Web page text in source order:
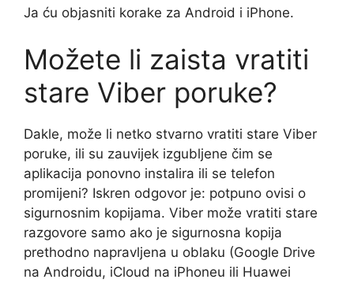
Ja ću objasniti korake za Android i iPhone.
Možete li zaista vratiti
stare Viber poruke?
Dakle, može li netko stvarno vratiti stare Viber
poruke, ili su zauvijek izgubljene čim se
aplikacija ponovno instalira ili se telefon
promijeni? Iskren odgovor je: potpuno ovisi o
sigurnosnim kopijama. Viber može vratiti stare
razgovore samo ako je sigurnosna kopija
prethodno napravljena u oblaku (Google Drive
na Androidu, iCloud na iPhoneu ili Huawei